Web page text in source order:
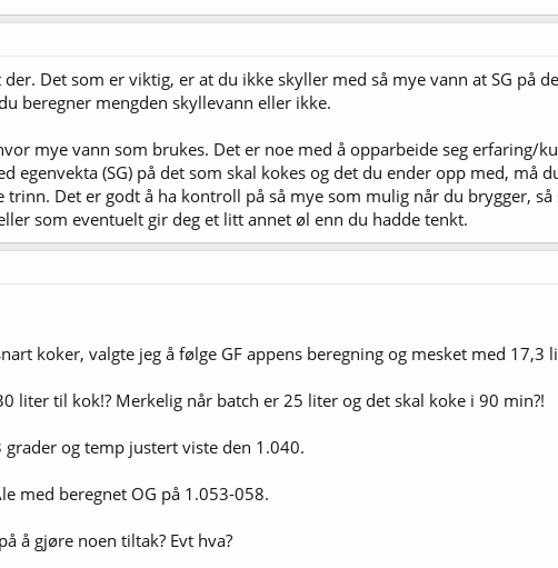
Det som er viktig, er at du ikke skyller med så mye vann at SG på
beregner mengden skyllevann eller ikke.
mye vann som brukes. Det er noe med å opparbeide seg erfaring/
egenvekta (SG) på det som skal kokes og det du ender opp med, må
trinn. Det er godt å ha kontroll på så mye som mulig når du brygger,
som eventuelt gir deg et litt annet øl enn du hadde tenkt.
koker, valgte jeg å følge GF appens beregning og mesket med
liter til kok!? Merkelig når batch er 25 liter og det skal koke i 90 min?!
grader og temp justert viste den 1.040.
med beregnet OG på 1.053-058.
å gjøre noen tiltak? Evt hva?